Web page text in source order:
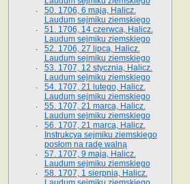
50. 1706, 6 maja, Halicz.
Laudum sejmiku ziemskiego
51. 1706, 14 czerwca, Halicz.
Laudum sejmiku ziemskiego
52. 1706, 27 lipca, Halicz.
Laudum sejmiku ziemskiego
53. 1707, 12 stycznia, Halicz.
Laudum sejmiku ziemskiego
54. 1707, 21 lutego, Halicz.
Laudum sejmiku ziemskiego
55. 1707, 21 marca, Halicz.
Laudum sejmiku ziemskiego
56. 1707, 21 marca, Halicz.
Instrukcya sejmiku ziemskiego
posłom na radę walną
57. 1707, 9 maja, Halicz.
Laudum sejmiku ziemskiego
58. 1707, 1 sierpnia, Halicz.